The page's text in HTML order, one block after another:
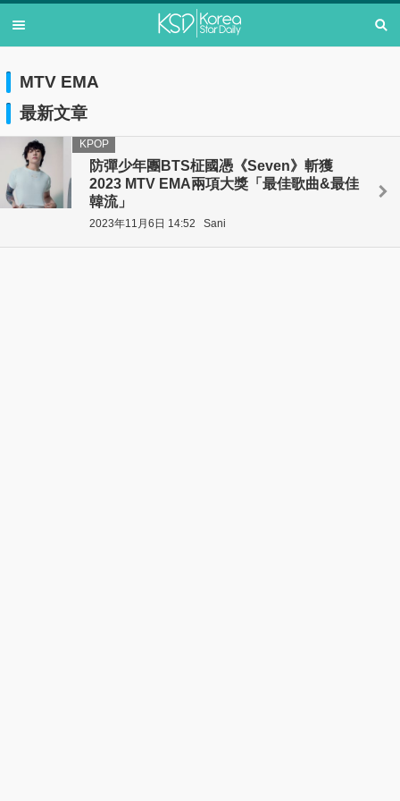
MTV EMA
最新文章
防彈少年團BTS柾國憑《Seven》斬獲
2023 MTV EMA兩項大獎「最佳歌曲&最佳
韓流」
KPOP
2023年11月6日 14:52 Sani